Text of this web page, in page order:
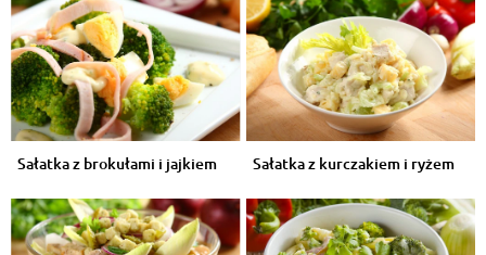
Sałatka z brokułami i jajkiem Sałatka z kurczakiem i ryżem